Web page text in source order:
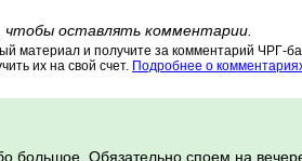
чтобы оставлять комментарии.
материал и получите за комментарий ЧРГ-
их на свой счет. Подробнее о
большое. Обязательно споем на